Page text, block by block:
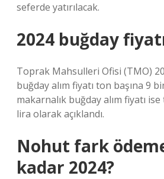
seferde yatırılacak.
2024 buğday
Toprak Mahsulleri Ofisi (TMO)
buğday alım fiyatı ton başına 9
makarnalık buğday alım fiyatı
lira olarak açıklandı.
Nohut fark
kadar 2024?